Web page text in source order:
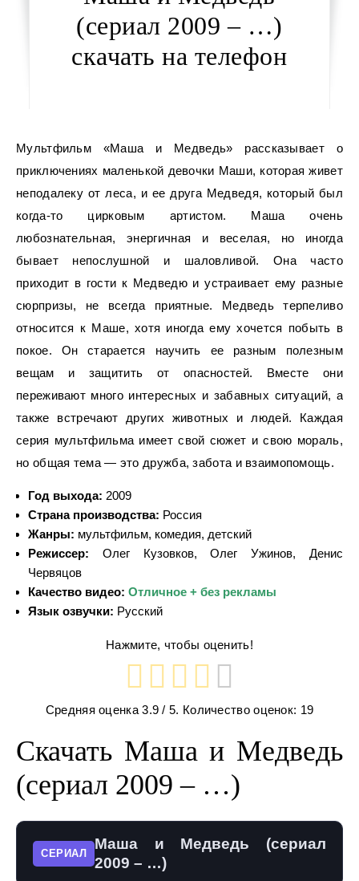
(сериал 2009 – …)
скачать на телефон
Мультфильм «Маша и Медведь» рассказывает о
приключениях маленькой девочки Маши, которая живет
неподалеку от леса, и ее друга Медведя, который был
когда-то цирковым артистом. Маша очень
любознательная, энергичная и веселая, но иногда
бывает непослушной и шаловливой. Она часто
приходит в гости к Медведю и устраивает ему разные
сюрпризы, не всегда приятные. Медведь терпеливо
относится к Маше, хотя иногда ему хочется побыть в
покое. Он старается научить ее разным полезным
вещам и защитить от опасностей. Вместе они
переживают много интересных и забавных ситуаций, а
также встречают других животных и людей. Каждая
серия мультфильма имеет свой сюжет и свою мораль,
но общая тема — это дружба, забота и взаимопомощь.
Год выхода: 2009
Страна производства: Россия
Жанры: мультфильм, комедия, детский
Режиссер: Олег Кузовков, Олег Ужинов, Денис
Червяцов
Качество видео: Отличное + без рекламы
Язык озвучки: Русский
Нажмите, чтобы оценить!
Средняя оценка3.9 / 5. Количество оценок: 19
Скачать Маша и Медведь
(сериал 2009 – …)
СЕРИАЛ
Маша и Медведь (сериал
2009 – …)